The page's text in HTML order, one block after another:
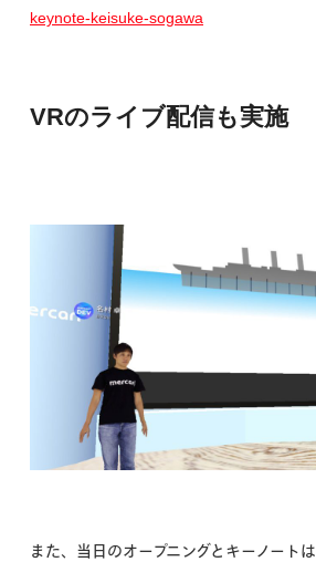
keynote-keisuke-sogawa
VRのライブ配信も実施
また、当日のオープニングとキーノート